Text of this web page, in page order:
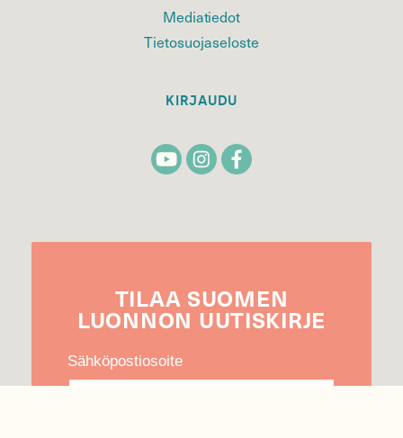
Mediatiedot
Tietosuojaseloste
KIRJAUDU
TILAA SUOMEN
LUONNON UUTIS­KIRJE
Sähköpostiosoite